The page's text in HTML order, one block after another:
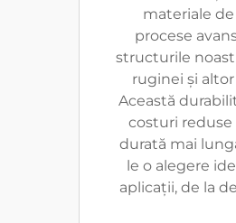
materiale
procese
structurile
ruginei și
Această
costuri
durată mai
le o alegere
aplicații, de la